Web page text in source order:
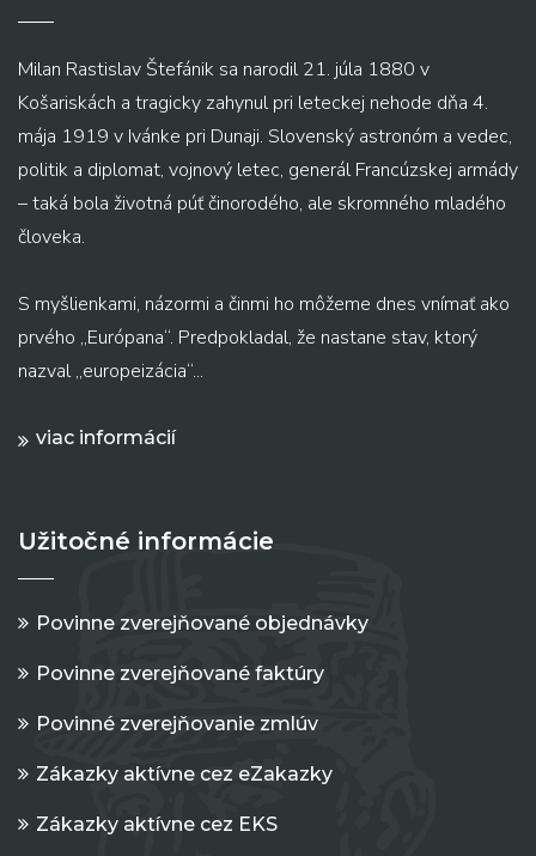
Milan Rastislav Štefánik sa narodil 21. júla 1880 v
Košariskách a tragicky zahynul pri leteckej nehode dňa 4.
mája 1919 v Ivánke pri Dunaji. Slovenský astronóm a vedec,
politik a diplomat, vojnový letec, generál Francúzskej armády
– taká bola životná púť činorodého, ale skromného mladého
človeka.
S myšlienkami, názormi a činmi ho môžeme dnes vnímať ako
prvého „Európana“. Predpokladal, že nastane stav, ktorý
nazval „europeizácia“...
viac informácií
Užitočné informácie
Povinne zverejňované objednávky
Povinne zverejňované faktúry
Povinné zverejňovanie zmlúv
Zákazky aktívne cez eZakazky
Zákazky aktívne cez EKS